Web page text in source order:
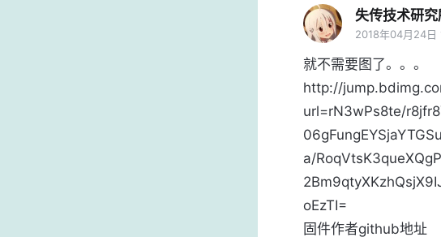
失传技术研
2018年04月24日
就不需要图了。。。
http://
url=rN3wPs8te/
a/
oEzTI=
固件作者github地址